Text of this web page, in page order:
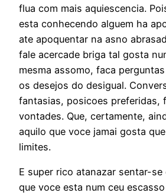
flua com mais aquiescencia.
esta conhecendo alguem ha
ate apoquentar na asno
fale acercade briga tal gosta
mesma assomo, faca
os desejos do desigual.
fantasias, posicoes preferidas,
vontades. Que, certamente,
aquilo que voce jamai gosta
limites.
E super rico atanazar sentar-
que voce esta num ceu